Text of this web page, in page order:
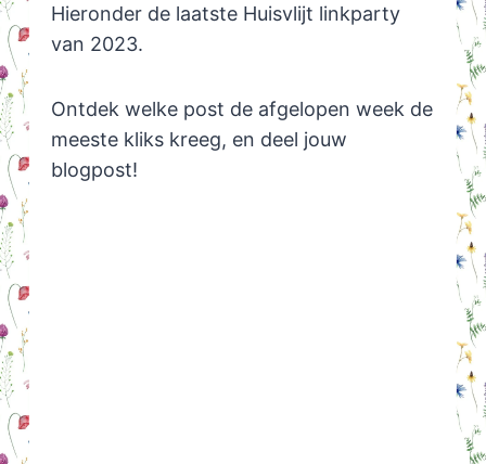
Hieronder de laatste Huisvlijt linkparty
van 2023.
Ontdek welke post de afgelopen week de
meeste kliks kreeg, en deel jouw
blogpost!